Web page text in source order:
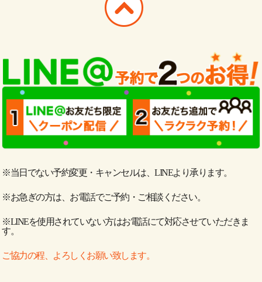
※当日でない予約変更・キャンセルは、LINEより承ります。
※お急ぎの方は、お電話でご予約・ご相談ください。
※LINEを使用されていない方はお電話にて対応させていただきま
す。
ご協力の程、よろしくお願い致します。